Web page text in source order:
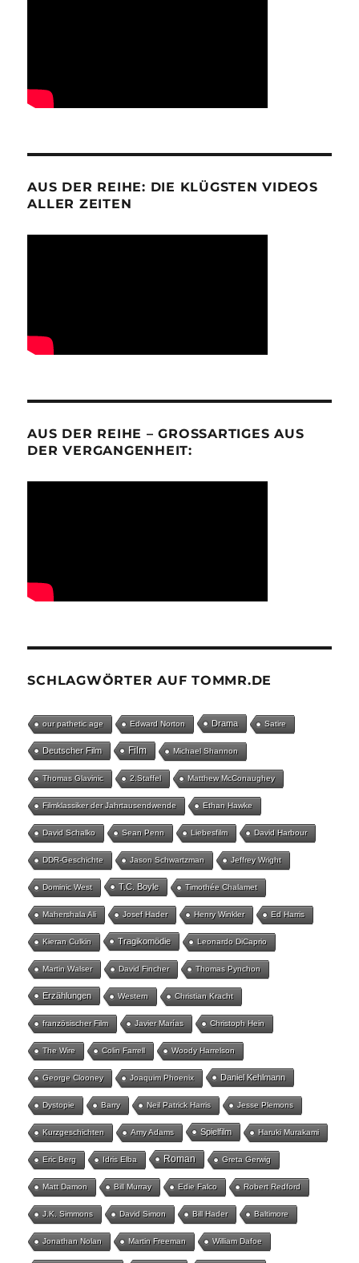
AUS DER REIHE: DIE KLÜGSTEN VIDEOS
ALLER ZEITEN
AUS DER REIHE – GROSSARTIGES AUS D
ER VERGANGENHEIT:
SCHLAGWÖRTER AUF TOMMR.DE
our pathetic age Edward Norton Drama Satire
Deutscher Film Film Michael Shannon
Thomas Glavinic 2.Staffel Matthew McConaughey
Filmklassiker der Jahrtausendwende Ethan Hawke
David Schalko Sean Penn Liebesfilm David Harbour
DDR-Geschichte Jason Schwartzman Jeffrey Wright
Dominic West T.C. Boyle Timothée Chalamet
Mahershala Ali Josef Hader Henry Winkler Ed Harris
Kieran Culkin Tragikomödie Leonardo DiCaprio
Martin Walser David Fincher Thomas Pynchon
Erzählungen Western Christian Kracht
französischer Film Javier Marías Christoph Hein
The Wire Colin Farrell Woody Harrelson
George Clooney Joaquim Phoenix Daniel Kehlmann
Dystopie Barry Neil Patrick Harris Jesse Plemons
Kurzgeschichten Amy Adams Spielfilm Haruki Murakami
Eric Berg Idris Elba Roman Greta Gerwig
Matt Damon Bill Murray Edie Falco Robert Redford
J.K. Simmons David Simon Bill Hader Baltimore
Jonathan Nolan Martin Freeman William Dafoe